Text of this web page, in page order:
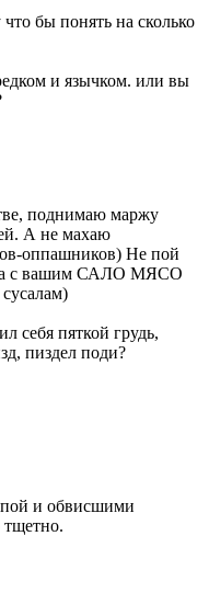
что бы понять на сколько
и язычком. или вы
поднимаю маржу
А не махаю
оппашников) Не пой
с вашим САЛО МЯСО
себя пяткой грудь,
пиздел поди?
и обвисшими
тщетно.